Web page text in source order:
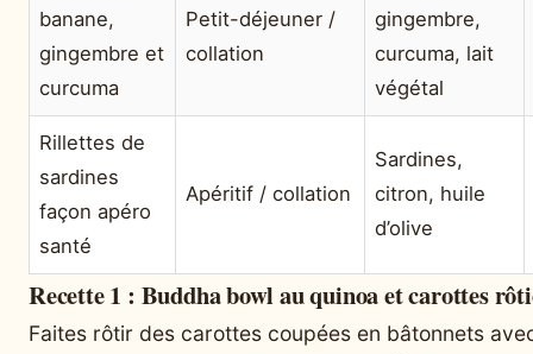
banane,
gingembre et
curcuma
Petit-déjeuner /
collation
gingembre,
curcuma, lait
végétal
Rillettes de
sardines
façon apéro
santé
Apéritif / collation
Sardines,
citron, huile
d’olive
Recette 1 : Buddha bowl au quinoa et carottes
Faites rôtir des carottes coupées en bâtonnets